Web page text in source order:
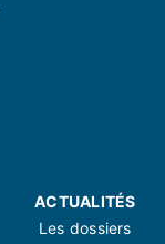
ACTUALITÉS
Les dossiers